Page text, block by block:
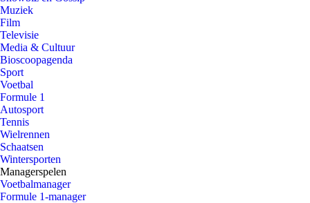
Muziek
Film
Televisie
Media & Cultuur
Bioscoopagenda
Sport
Voetbal
Formule 1
Autosport
Tennis
Wielrennen
Schaatsen
Wintersporten
Managerspelen
Voetbalmanager
Formule 1-manager